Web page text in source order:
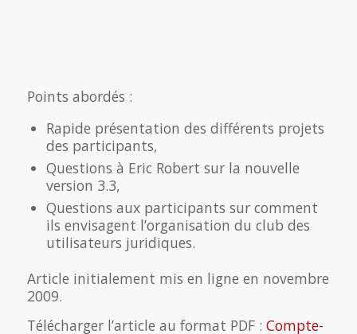
Points abordés :
Rapide présentation des différents projets
des participants,
Questions à Eric Robert sur la nouvelle
version 3.3,
Questions aux participants sur comment
ils envisagent l’organisation du club des
utilisateurs juridiques.
Article initialement mis en ligne en novembre
2009.
Télécharger l’article au format PDF : Compte-